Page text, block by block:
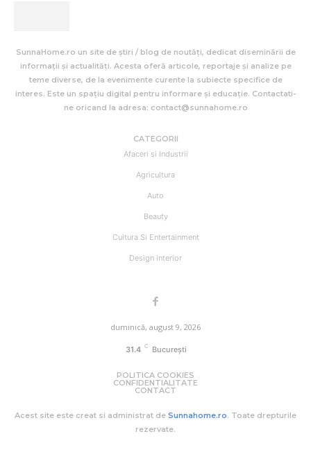
SunnaHome.ro un site de știri / blog de noutăți, dedicat diseminării de
informații și actualități. Acesta oferă articole, reportaje și analize pe
teme diverse, de la evenimente curente la subiecte specifice de
interes. Este un spațiu digital pentru informare și educație. Contactati-
ne oricand la adresa: contact@sunnahome.ro
CATEGORII
Afaceri si Industrii
Agricultura
Auto
Beauty
Cultura Si Entertainment
Design interior
duminică, august 9, 2026
31.4 C București
POLITICA COOKIES
CONFIDENTIALITATE
CONTACT
Acest site este creat si administrat de Sunnahome.ro. Toate drepturile
rezervate.